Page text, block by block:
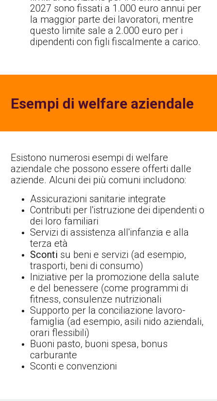
2027 sono fissati a 1.000 euro annui per
la maggior parte dei lavoratori, mentre
questo limite sale a 2.000 euro per i
dipendenti con figli fiscalmente a carico.
Esempi di welfare aziendale
Esistono numerosi esempi di welfare
aziendale che possono essere offerti dalle
aziende. Alcuni dei più comuni includono:
Assicurazioni sanitarie integrate
Contributi per l'istruzione dei dipendenti o
dei loro familiari
Servizi di assistenza all'infanzia e alla
terza età
Sconti su beni e servizi (ad esempio,
trasporti, beni di consumo)
Iniziative per la promozione della salute
e del benessere (come programmi di
fitness, consulenze nutrizionali
Supporto per la conciliazione lavoro-
famiglia (ad esempio, asili nido aziendali,
orari flessibili)
Buoni pasto, buoni spesa, bonus
carburante
Sconti e convenzioni